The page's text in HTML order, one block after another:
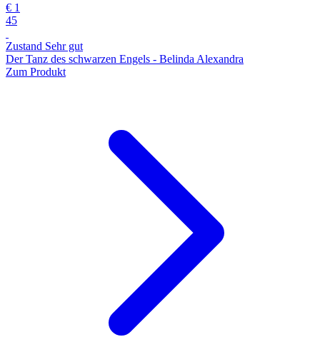
€ 1
45
Zustand Sehr gut
Der Tanz des schwarzen Engels - Belinda Alexandra
Zum Produkt